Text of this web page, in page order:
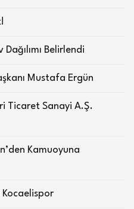
Belirlendi
Mustafa Ergün
Ticaret Sanayi A.Ş.
Kamuoyuna